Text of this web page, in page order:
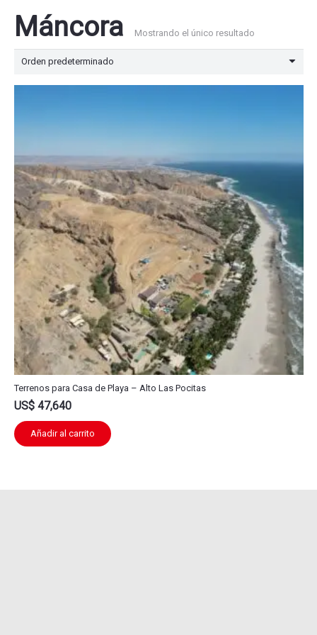
Máncora Mostrando el único resultado
Terrenos para Casa de Playa – Alto Las Pocitas
US$ 47,640
Añadir al carrito